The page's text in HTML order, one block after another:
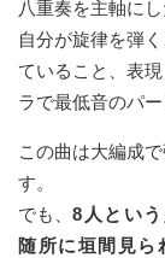
八重奏を主軸に
自分が旋律を弾
ていること、表
ラで最低音のパ
この曲は大編成
す。
でも、 8人とい
随所に垣間見ら